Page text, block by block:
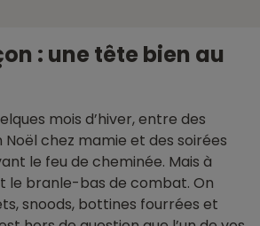
: une tête bien au
mois d’hiver, entre des
Noël chez mamie et des soirées
le feu de cheminée. Mais à
le branle-bas de combat. On
snoods, bottines fourrées et